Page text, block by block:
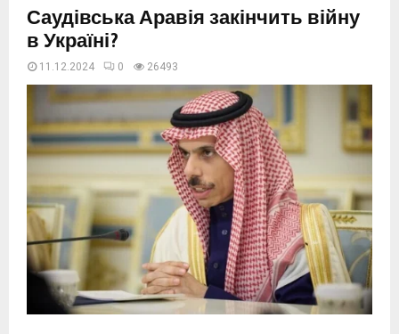
Саудівська Аравія закінчить війну
в Україні?
11.12.2024 0 26494